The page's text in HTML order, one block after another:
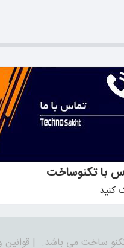
←
با تکنوساخت
کنید
ساخت می باشد. |